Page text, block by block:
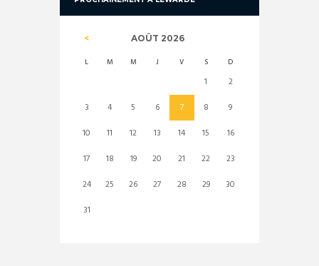
AOÛT 2026
L M M J V S D
1
2
3
4 5 6 7 8
9
10
11 12 13 14 15
16
17
18 19 20 21 22
23
24
25 26 27 28 29
30
31